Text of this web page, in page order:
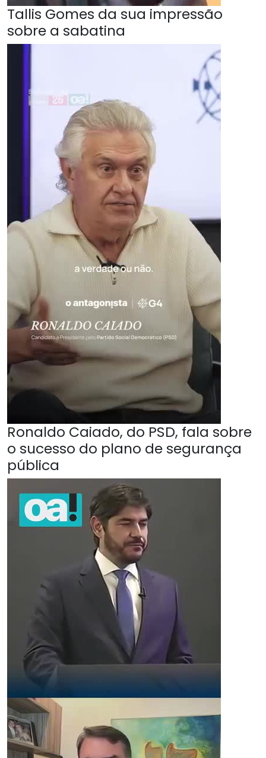
Tallis Gomes da sua impressão
sobre a sabatina
Ronaldo Caiado, do PSD, fala sobre
o sucesso do plano de segurança
pública